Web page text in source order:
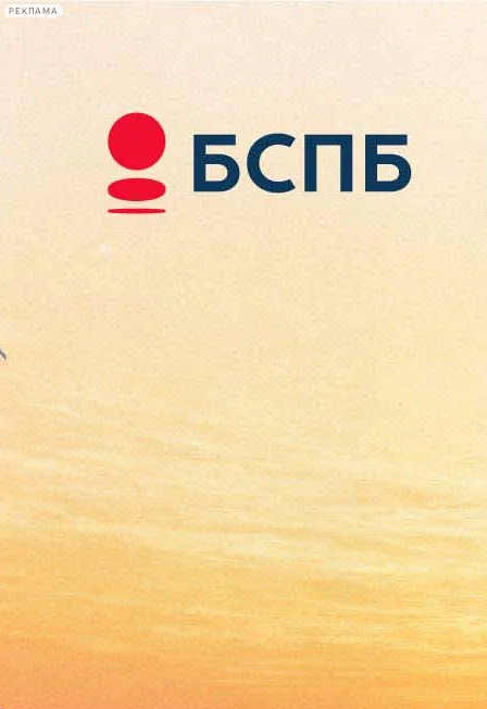
РЕКЛАМА
Сегодня:
2026.08.09
11:04
Афиша Plus